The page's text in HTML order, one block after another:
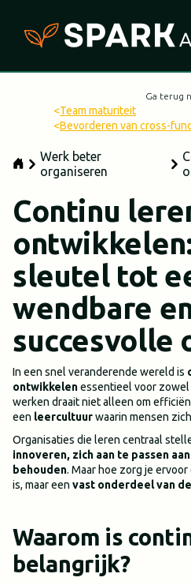
Ga terug
<Team maturiteit
<Bevorderen van cross-
Werk beter
organiseren
Continu
sleutel tot
wendbare
succesvolle
In een snel veranderende wereld is
ontwikkelenessentieel voor zowel
werken draait niet alleen om
een leercultuurwaarin mensen
Organisaties die leren centraal
innoveren, zich aan te passen
behouden. Maar hoe zorg je
is, maar een vast onderdeel van
Waarom is
belangrijk?